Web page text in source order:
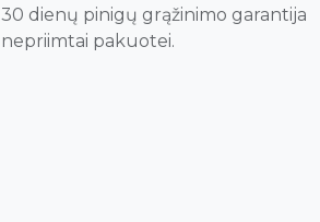
30 dienų pinigų grąžinimo garantija
nepriimtai pakuotei.